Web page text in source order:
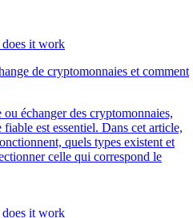
de cryptomonnaies et comment
échanger des cryptomonnaies,
est essentiel. Dans cet article,
quels types existent et
celle qui correspond le